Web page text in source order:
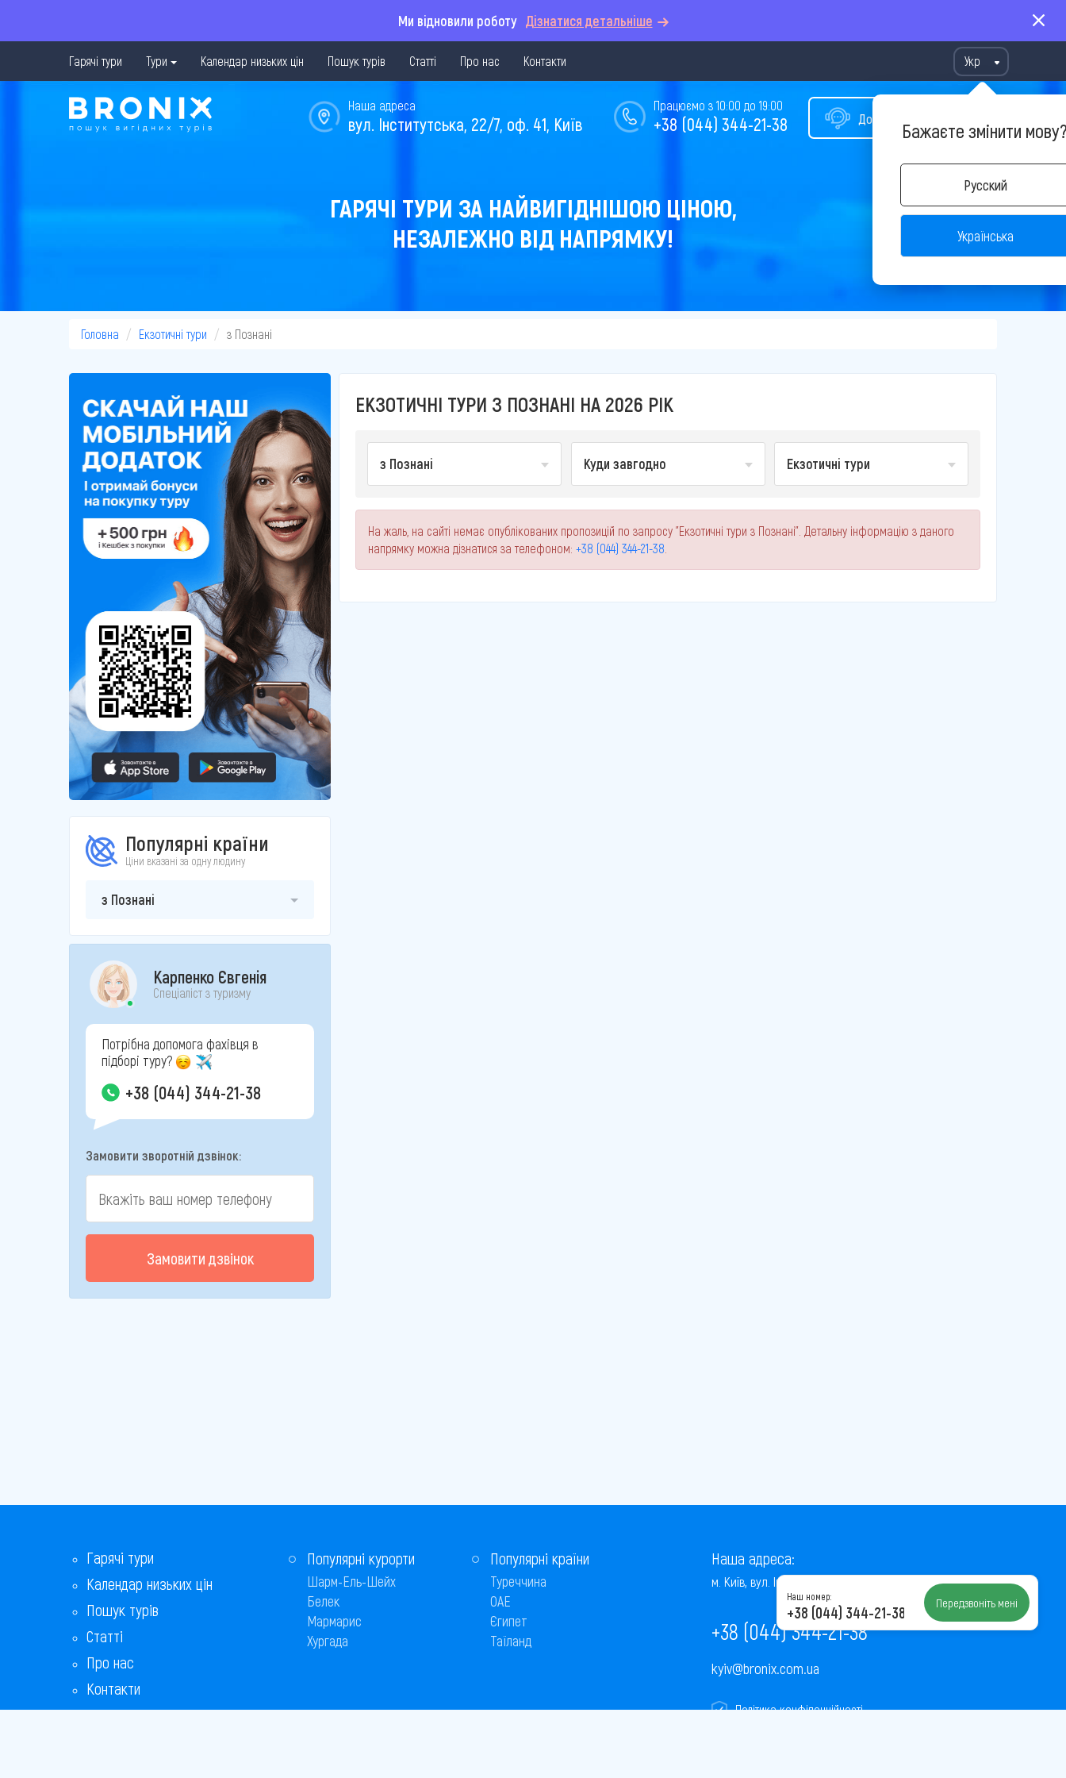
Ми відновили роботу Дізнатися детальніше
Гарячі тури Тури Календар низьких цін Пошук турів Статті Про нас Контакти Укр
Бажаєте змінити
Русский
Українська
Допомога у виборі туру
Працюємо з 10:00 до 19:00
+38 (044) 344-21-38
Наша адреса
вул. Інститутська, 22/7, оф. 41, Київ
ГАРЯЧІ ТУРИ ЗА НАЙВИГІДНІШОЮ ЦІНОЮ,
НЕЗАЛЕЖНО ВІД НАПРЯМКУ!
Головна Екзотичні тури з Познані
Популярні країни
Ціни вказані за одну людину
з Познані
Карпенко Євгенія
Спеціаліст з туризму
Потрібна допомога фахівця в
підборі туру?
+38 (044) 344-21-38
Замовити зворотній дзвінок:
Замовити дзвінок
ЕКЗОТИЧНІ ТУРИ З ПОЗНАНІ НА 2026 РІК
з Познані Куди завгодно Екзотичні тури
На жаль, на сайті немає опублікованих пропозицій по запросу "Екзотичні тури з Познані". Детальну інформацію з даного
напрямку можна дізнатися за телефоном: +38 (044) 344-21-38
Гарячі тури
Календар низьких цін
Пошук турів
Статті
Про нас
Контакти
Бонусна програма
Популярні курорти
Шарм-Ель-Шейх
Белек
Мармарис
Хургада
Популярні країни
Туреччина
ОАЕ
Єгипет
Таїланд
Наша адреса:
м. Київ, вул. Інститутська, 22/7, оф. 41
+38 (044) 344-21-38
kyiv@bronix.com.ua
Політика конфіденційності
Наш номер:
+38 (044) 344-21-38 Передзвоніть мені